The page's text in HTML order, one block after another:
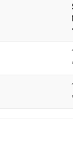
*
*
*